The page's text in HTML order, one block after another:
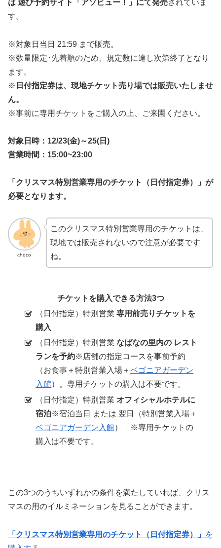
は 遊び予約サイト「アソビュー！」にて発売されていま
す。
※対象日当日 21:59 まで販売。
※数量限定･先着順のため、規定数に達し次第終了となり
ます。
※ 日付指定券は、現地チケット売り場では販売いたしませ
ん。
※事前に専用チケットをご購入の上、ご来園ください。
対象日時：12/23(金)～25(日)
営業時間：15:00~23:00
「クリスマス特別営業専用のチケット（日付指定券）」が
必要となります。
choco
このクリスマス特別営業専用のチケットは、
現地では販売されないので注意が必要です
ね。
チケットを購入できる方法3つ
（日付指定）特別営業専用前売りチケットを
購入
（日付指定）特別営業 なばなの里内の レスト
ランを予約※店舗の指定コースを事前予約
（お食事＋特別営業入場＋ベゴニアガーデン
入館）。専用チケットの購入は不要です。
（日付指定）特別営業 オフィシャルホテルに
宿泊※宿泊当日 または 翌日（特別営業入場＋
ベゴニアガーデン入館） ※専用チケットの
購入は不要です。
この3つのうちいずれかの条件を満たしていれば、クリス
マスの用のイルミネーションを見ることができます。
「クリスマス特別営業専用のチケット（日付指定券）」 を